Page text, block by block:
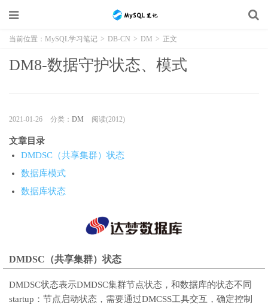
当前位置： MySQL学习笔记 > DB-CN > DM > 正文
DM8-数据守护状态、模式
2021-01-26 分类： DM 阅读(2012)
文章目录
DMDSC（共享集群）状态
数据库模式
数据库状态
DMDSC（共享集群）状态
DMDSC状态表示DMDSC集群节点状态，和数据库的状态不同
startup：节点启动状态，需要通过DMCSS工具交互，确定控制